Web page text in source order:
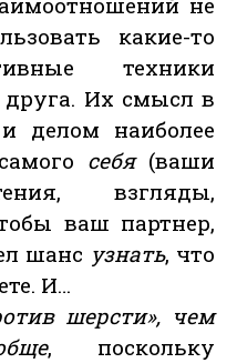
какие-то
техники
Их смысл в
делом наиболее
себя(ваши
взгляды,
ваш партнер,
шанс узнать, что
И…
шерсти», чем
, поскольку